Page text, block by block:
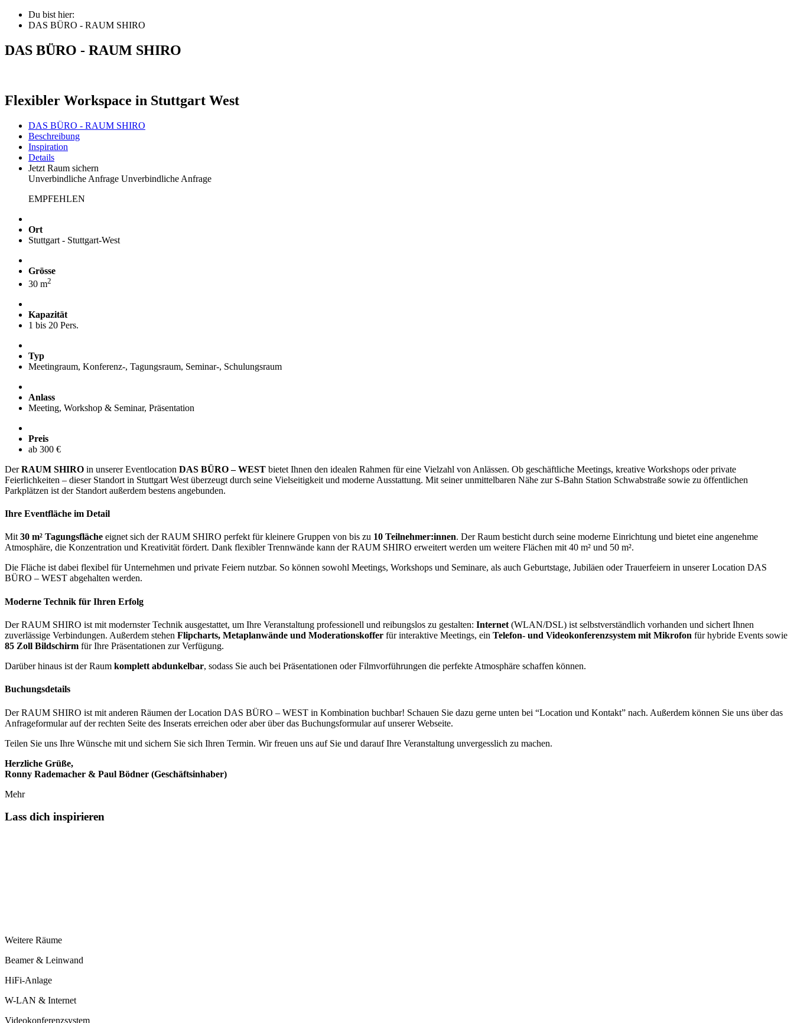
Du bist hier:
DAS BÜRO - RAUM SHIRO
DAS BÜRO - RAUM SHIRO
Flexibler Workspace in Stuttgart West
DAS BÜRO - RAUM SHIRO
Beschreibung
Inspiration
Details
Jetzt Raum sichern
Unverbindliche Anfrage Unverbindliche Anfrage
EMPFEHLEN
Ort
Stuttgart - Stuttgart-West
Grösse
30 m2
Kapazität
1 bis 20 Pers.
Typ
Meetingraum, Konferenz-, Tagungsraum, Seminar-, Schulungsraum
Anlass
Meeting, Workshop & Seminar, Präsentation
Preis
ab 300 €
DerRAUM SHIRO in unserer Eventlocation DAS BÜRO – WEST bietet Ihnen den idealen Rahmen für eine Vielzahl von Anlässen. Ob geschäftliche Meetings, kreative Workshops oder private
Feierlichkeiten – dieser Standort in Stuttgart West überzeugt durch seine Vielseitigkeit und moderne Ausstattung. Mit seiner unmittelbaren Nähe zur S-Bahn Station Schwabstraße sowie zu öffentlichen
Parkplätzen ist der Standort außerdem bestens angebunden.
Ihre Eventfläche im Detail
Mit30 m² Tagungsfläche eignet sich der RAUM SHIRO perfekt für kleinere Gruppen von bis zu 10 Teilnehmer:innen. Der Raum besticht durch seine moderne Einrichtung und bietet eine angenehme
Atmosphäre, die Konzentration und Kreativität fördert. Dank flexibler Trennwände kann der RAUM SHIRO erweitert werden um weitere Flächen mit 40 m² und 50 m².
Die Fläche ist dabei flexibel für Unternehmen und private Feiern nutzbar. So können sowohl Meetings, Workshops und Seminare, als auch Geburtstage, Jubiläen oder Trauerfeiern in unserer Location DAS
BÜRO – WEST abgehalten werden.
Moderne Technik für Ihren Erfolg
Der RAUM SHIRO ist mit modernster Technik ausgestattet, um Ihre Veranstaltung professionell und reibungslos zu gestalten: Internet (WLAN/DSL) ist selbstverständlich vorhanden und sichert Ihnen
zuverlässige Verbindungen. Außerdem stehen Flipcharts, Metaplanwände und Moderationskoffer für interaktive Meetings, ein Telefon- und Videokonferenzsystem mit Mikrofon für hybride Events sowie
85 Zoll Bildschirm für Ihre Präsentationen zur Verfügung.
Darüber hinaus ist der Raum komplett abdunkelbar, sodass Sie auch bei Präsentationen oder Filmvorführungen die perfekte Atmosphäre schaffen können.
Buchungsdetails
Der RAUM SHIRO ist mit anderen Räumen der Location DAS BÜRO – WEST in Kombination buchbar! Schauen Sie dazu gerne unten bei “Location und Kontakt” nach. Außerdem können Sie uns über das
Anfrageformular auf der rechten Seite des Inserats erreichen oder aber über das Buchungsformular auf unserer Webseite.
Teilen Sie uns Ihre Wünsche mit und sichern Sie sich Ihren Termin. Wir freuen uns auf Sie und darauf Ihre Veranstaltung unvergesslich zu machen.
Herzliche Grüße,
Ronny Rademacher & Paul Bödner (Geschäftsinhaber)
Mehr
Lass dich inspirieren
Weitere Räume
Beamer & Leinwand
HiFi-Anlage
W-LAN & Internet
Videokonferenzsystem